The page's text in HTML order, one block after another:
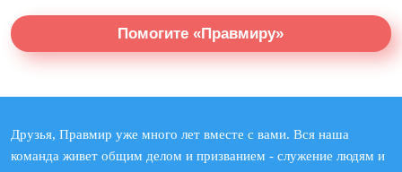
Помогите «Правмиру»
Друзья, Правмир уже много лет вместе с вами. Вся наша
команда живет общим делом и призванием - служение людям и